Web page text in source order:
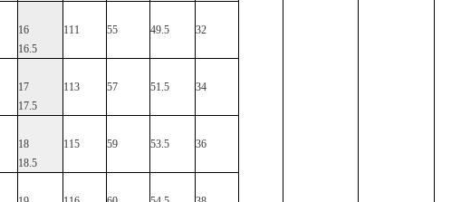
16
16.5
111 55 49.5 32
17
17.5
113 57 51.5 34
18
18.5
115 59 53.5 36